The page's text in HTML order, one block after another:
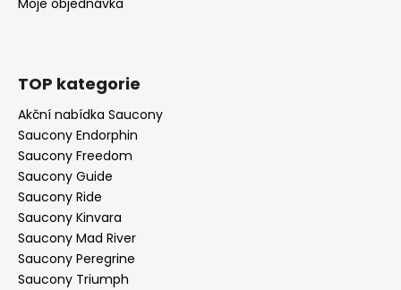
Moje objednávka
TOP kategorie
Akční nabídka Saucony
Saucony Endorphin
Saucony Freedom
Saucony Guide
Saucony Ride
Saucony Kinvara
Saucony Mad River
Saucony Peregrine
Saucony Triumph